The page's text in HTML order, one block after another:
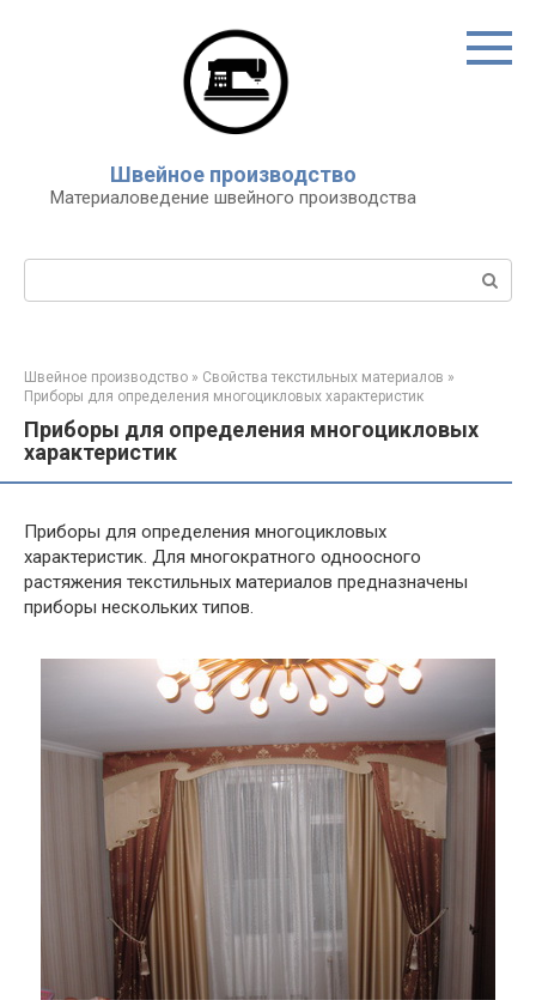
Швейное производство
Материаловедение швейного производства
Поиск:
Швейное производство » Свойства текстильных материалов »
Приборы для определения многоцикловых характеристик
Приборы для определения многоцикловых
характеристик
Приборы для определения многоцикловых
характеристик. Для многократного одноосного
растяжения текстильных материалов предназначены
приборы нескольких типов.